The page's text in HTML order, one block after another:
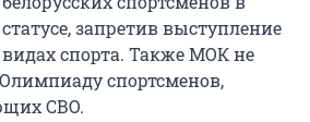
запретив выступление
спорта. Также МОК не
спортсменов,
СВО.